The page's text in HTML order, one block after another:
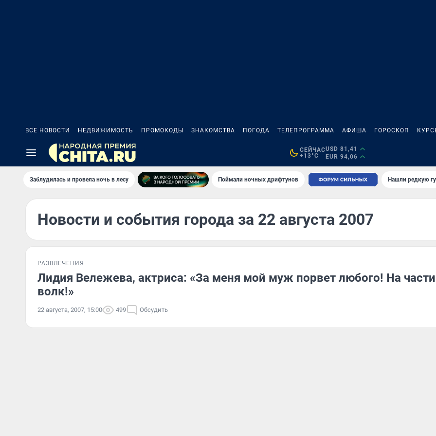
ВСЕ НОВОСТИ НЕДВИЖИМОСТЬ ПРОМОКОДЫ ЗНАКОМСТВА ПОГОДА ТЕЛЕПРОГРАММА АФИША ГОРОСКОП
СЕЙЧАС
+13°C
USD 81,41
EUR 94,06
Заблудилась и провела ночь в лесу Поймали ночных дрифтунов Нашли редкую
Новости и события города за 22 августа 2007
РАЗВЛЕЧЕНИЯ
Лидия Вележева, актриса: «За меня мой муж порвет любого! На
волк!»
22 августа, 2007, 15:00 499 Обсудить